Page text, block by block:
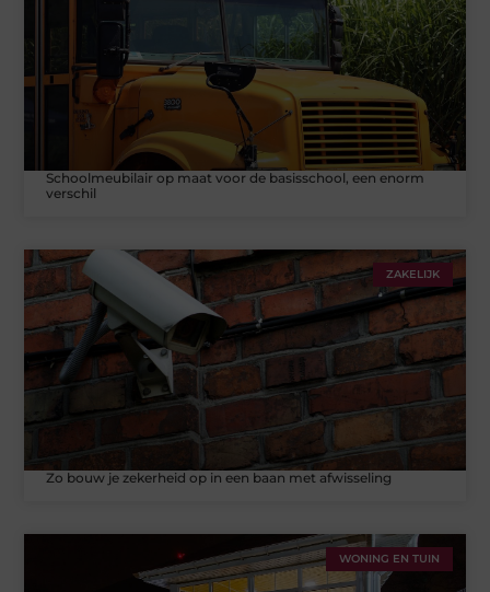
Schoolmeubilair op maat voor de basisschool, een enorm
verschil
ZAKELIJK
Zo bouw je zekerheid op in een baan met afwisseling
WONING EN TUIN